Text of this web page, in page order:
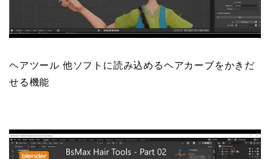
ヘアツール 他ソフトに読み込めるヘアカーブをかきだ
せる機能